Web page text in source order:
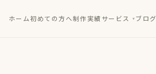
ホーム初めての方へ制作実績 サービス ブログ